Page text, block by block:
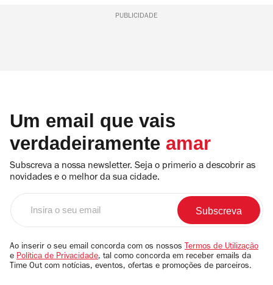
PUBLICIDADE
Um email que vais
verdadeiramente amar
Subscreva a nossa newsletter. Seja o primerio a descobrir as
novidades e o melhor da sua cidade.
email
Ao inserir o seu email concorda com os nossos Termos de Utilização
e Política de Privacidade, tal como concorda em receber emails da
Time Out com notícias, eventos, ofertas e promoções de parceiros.